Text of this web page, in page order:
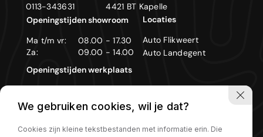
0113-343631
4421 BT Kapelle
Openingstijden showroom
Ma t/m vr:
08.00 - 17.30
Za:
09.00 - 14.00
Openingstijden werkplaats
Zon- en feestdagen gesloten
Locaties
Auto Flikweert
Auto Landegent
We gebruiken cookies, wil je dat?
Cookies zijn kleine tekstbestanden met informatie erin. Die